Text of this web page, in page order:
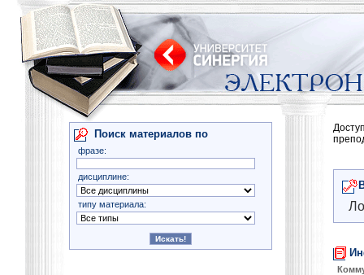
Поиск материалов по
фразе:
дисциплине:
типу материала: